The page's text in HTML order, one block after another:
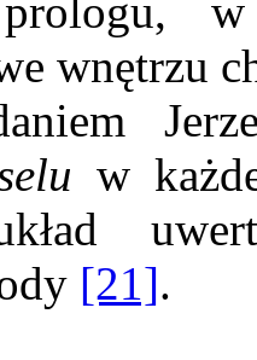
w
wnętrzu
w
[21].